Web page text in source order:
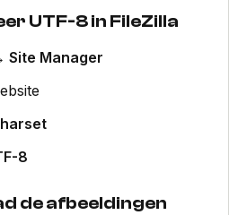
UTF-8 in FileZilla
Site Manager
8
de afbeeldingen